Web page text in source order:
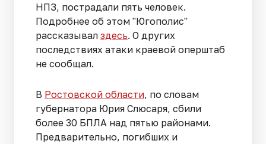
НПЗ, пострадали пять человек.
Подробнее об этом "Югополис"
рассказывал здесь. О других
последствиях атаки краевой оперштаб
не сообщал.
В Ростовской области, по словам
губернатора Юрия Слюсаря, сбили
более 30 БПЛА над пятью районами.
Предварительно, погибших и